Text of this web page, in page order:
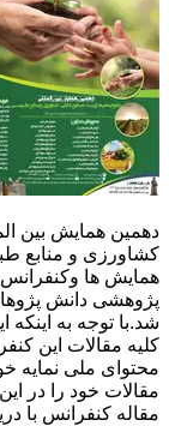
دهمین همایش بین
همایش ها وکنفرانس
پژوهشی دانش
شد.با توجه به
کلیه مقالات این
محتوای ملی نمایه
مقالات خود را در
مقاله کنفرانس با